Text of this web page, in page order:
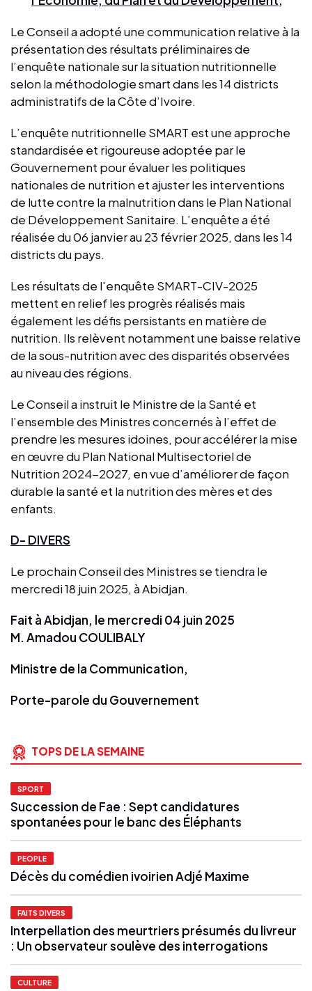
Le Conseil a adopté une communication relative à la
présentation des résultats préliminaires de
l’enquête nationale sur la situation nutritionnelle
selon la méthodologie smart dans les 14 districts
administratifs de la Côte d’Ivoire.
L’enquête nutritionnelle SMART est une approche
standardisée et rigoureuse adoptée par le
Gouvernement pour évaluer les politiques
nationales de nutrition et ajuster les interventions
de lutte contre la malnutrition dans le Plan National
de Développement Sanitaire. L’enquête a été
réalisée du 06 janvier au 23 février 2025, dans les 14
districts du pays.
Les résultats de l'enquête SMART-CIV-2025
mettent en relief les progrès réalisés mais
également les défis persistants en matière de
nutrition. Ils relèvent notamment une baisse relative
de la sous-nutrition avec des disparités observées
au niveau des régions.
Le Conseil a instruit le Ministre de la Santé et
l’ensemble des Ministres concernés à l’effet de
prendre les mesures idoines, pour accélérer la mise
en œuvre du Plan National Multisectoriel de
Nutrition 2024-2027, en vue d’améliorer de façon
durable la santé et la nutrition des mères et des
enfants.
D- DIVERS
Le prochain Conseil des Ministres se tiendra le
mercredi 18 juin 2025, à Abidjan.
Fait à Abidjan, le mercredi 04 juin 2025
M. Amadou COULIBALY
Ministre de la Communication,
Porte-parole du Gouvernement
TOPS DE LA SEMAINE
SPORT
Succession de Fae : Sept candidatures
spontanées pour le banc des Éléphants
PEOPLE
Décès du comédien ivoirien Adjé Maxime
FAITS DIVERS
Interpellation des meurtriers présumés du livreur
: Un observateur soulève des interrogations
CULTURE